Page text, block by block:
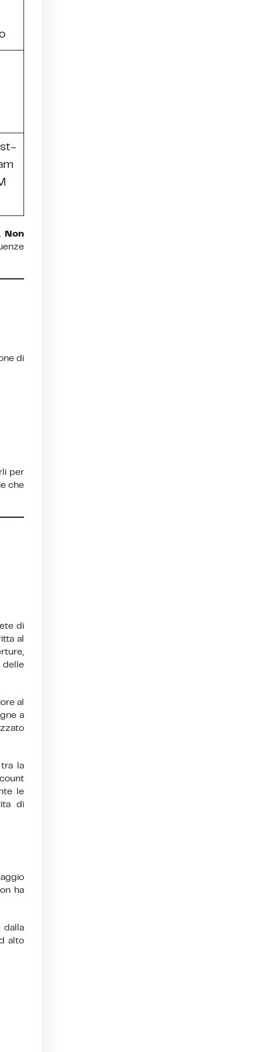
Non
di
per
che
di
al
delle
al
a
la
le
di
ha
dalla
alto